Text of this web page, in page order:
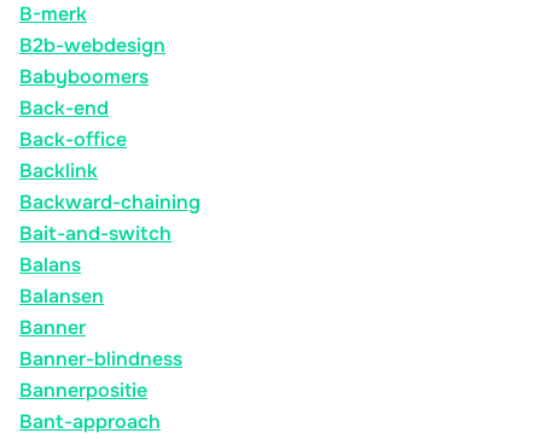
B-merk
B2b-webdesign
Babyboomers
Back-end
Back-office
Backlink
Backward-chaining
Bait-and-switch
Balans
Balansen
Banner
Banner-blindness
Bannerpositie
Bant-approach